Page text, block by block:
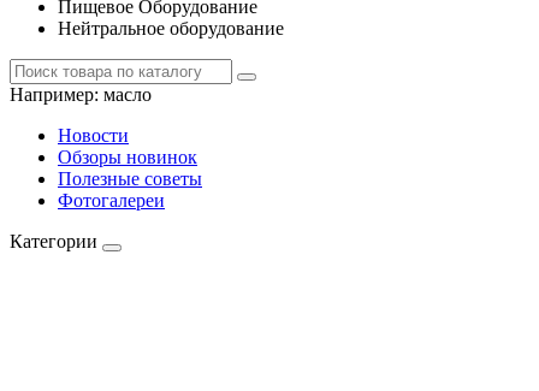
Пищевое Оборудование
Нейтральное оборудование
Например: масло
Новости
Обзоры новинок
Полезные советы
Фотогалереи
Категории